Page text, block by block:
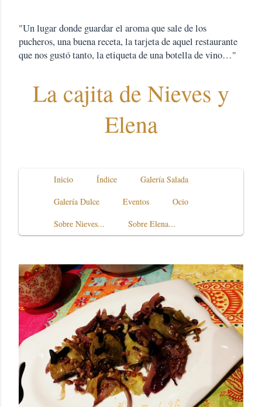
"Un lugar donde guardar el aroma que sale de los
pucheros, una buena receta, la tarjeta de aquel restaurante
que nos gustó tanto, la etiqueta de una botella de vino…"
La cajita de Nieves y
Elena
Inicio Índice
Galería Salada
Galería Dulce
Eventos
Ocio
Sobre Nieves...
Sobre Elena...